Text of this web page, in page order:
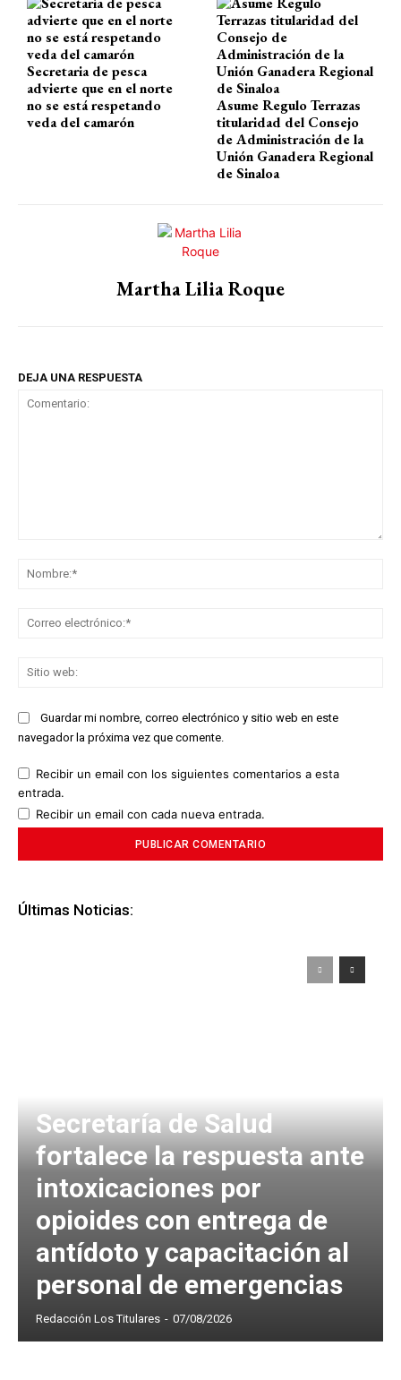
Secretaria de pesca
advierte que en el norte
no se está respetando
veda del camarón
Asume Regulo Terrazas
titularidad del Consejo
de Administración de la
Unión Ganadera Regional
de Sinaloa
Martha Lilia Roque
DEJA UNA RESPUESTA
Guardar mi nombre, correo electrónico y sitio web en este
navegador la próxima vez que comente.
Recibir un email con los siguientes comentarios a esta
entrada.
Recibir un email con cada nueva entrada.
Últimas Noticias:
Secretaría de Salud
fortalece la respuesta ante
intoxicaciones por
opioides con entrega de
antídoto y capacitación al
personal de emergencias
Redacción Los Titulares - 07/08/2026